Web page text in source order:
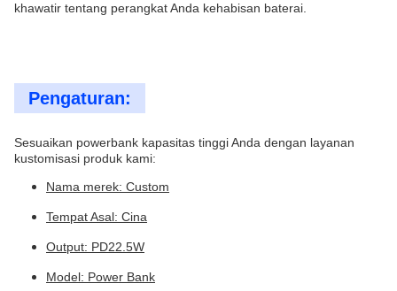
khawatir tentang perangkat Anda kehabisan baterai.
Pengaturan:
Sesuaikan powerbank kapasitas tinggi Anda dengan layanan
kustomisasi produk kami:
Nama merek: Custom
Tempat Asal: Cina
Output: PD22.5W
Model: Power Bank